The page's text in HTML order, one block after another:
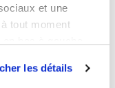
et une
tout moment
les détails
2026.